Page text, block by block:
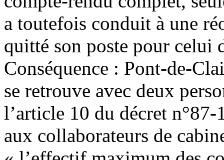
a toutefois conduit à une
quitté son poste pour celui
Conséquence : Pont-de-
se retrouve avec deux
l’article 10 du décret
aux collaborateurs de